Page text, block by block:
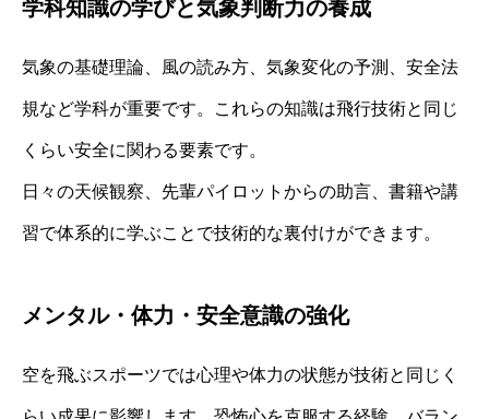
学科知識の学びと気象判断力の養成
気象の基礎理論、風の読み方、気象変化の予測、安全法
規など学科が重要です。これらの知識は飛行技術と同じ
くらい安全に関わる要素です。
日々の天候観察、先輩パイロットからの助言、書籍や講
習で体系的に学ぶことで技術的な裏付けができます。
メンタル・体力・安全意識の強化
空を飛ぶスポーツでは心理や体力の状態が技術と同じく